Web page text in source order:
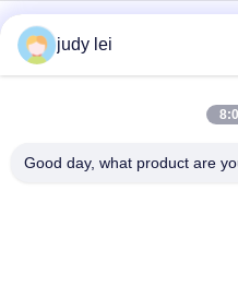
wevend
weefgetouwvervangstukken
rapierweefgetouw
judy lei
Good day, what product are